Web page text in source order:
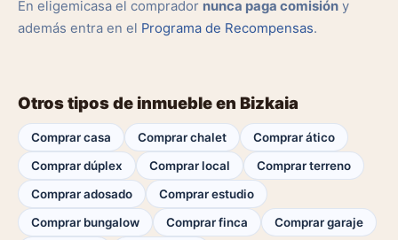
En eligemicasa el comprador nunca paga comisión y
además entra en el Programa de Recompensas.
Otros tipos de inmueble en Bizkaia
Comprar casa Comprar chalet
Comprar ático
Comprar dúplex
Comprar local
Comprar terreno
Comprar adosado
Comprar estudio
Comprar bungalow
Comprar finca
Comprar garaje